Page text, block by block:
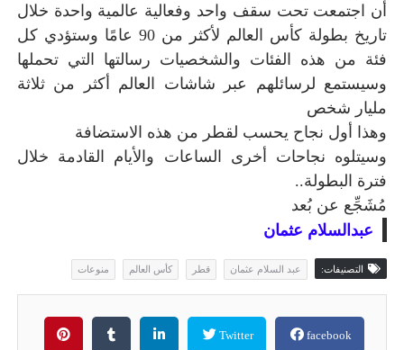
أن اجتمعت تحت سقف واحد وفعالية عالمية واحدة خلال
تاريخ بطولة كأس العالم لأكثر من 90 عامًا وستؤدي كل
فئة من هذه الفئات والشخصيات رسالتها التي تحملها
وسيستمع لرسائلهم عبر شاشات العالم أكثر من ثلاثة
مليار شخص
وهذا أول نجاح يحسب لقطر من هذه الاستضافة
وسيتلوه نجاحات أخرى الساعات والأيام القادمة خلال
فترة البطولة..
مُشَجِّع عن بُعد
عبدالسلام عثمان
التصنيفات: عبد السلام عثمان قطر كأس العالم منوعات
facebook
Twitter